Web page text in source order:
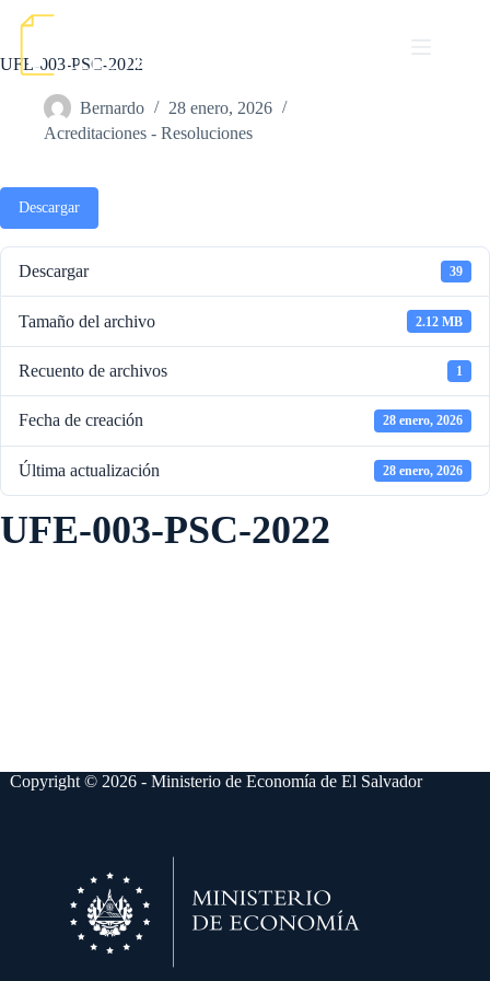
UFE-003-PSC-2022
Bernardo
28 enero, 2026
Acreditaciones - Resoluciones
Descargar
Descargar 39
Tamaño del archivo 2.12 MB
Recuento de archivos 1
Fecha de creación 28 enero, 2026
Última actualización 28 enero, 2026
UFE-003-PSC-2022
Copyright © 2026 - Ministerio de Economía de El Salvador